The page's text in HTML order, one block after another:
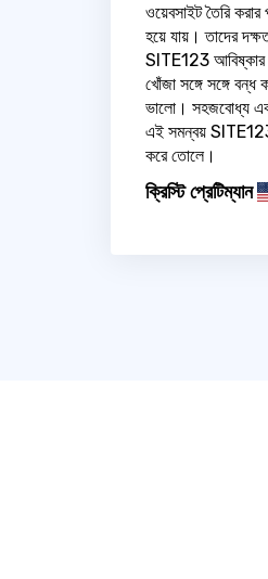
ওয়েবসাইট তৈরি
হয়ে যায়। তাদের
SITE123 আবিষ্কার
খোঁজা সঙ্গে সঙ্গে
ভালো। সহজবোধ্য
এই সমন্বয়
করে তোলে।
ক্রিস্টি প্রেটিম্যান